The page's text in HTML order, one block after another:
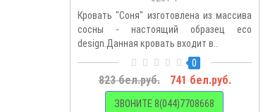
Кровать "Соня" изготовлена из массива
сосны - настоящий образец eco
design.Данная кровать входит в..
0
823 бел.руб. 741 бел.руб.
ЗВОНИТЕ 8(044)7708668